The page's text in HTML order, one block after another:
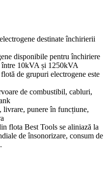
destinate închirierii
disponibile pentru închiriere
între 10kVA și 1250kVA
de grupuri electrogene este
de combustibil, cabluri,
livrare, punere în funcțiune,
flota Best Tools se aliniază la
de însonorizare, consum de